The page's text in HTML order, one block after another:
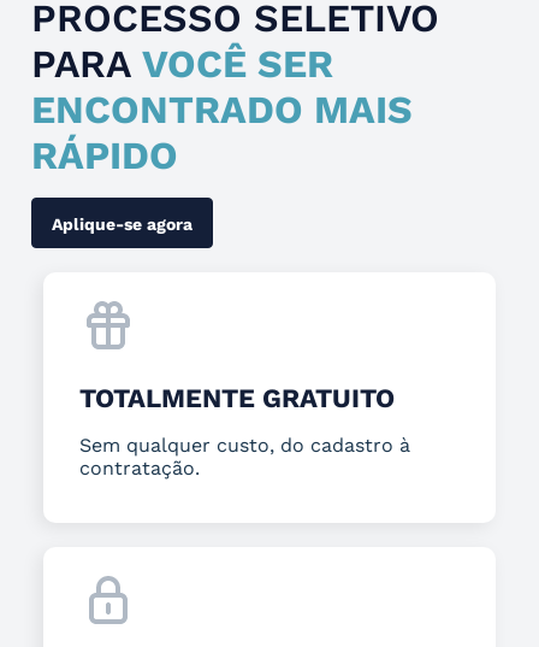
PROCESSO SELETIVO
PARA VOCÊ SER
ENCONTRADO MAIS
RÁPIDO
Aplique-se agora
TOTALMENTE GRATUITO
Sem qualquer custo, do cadastro à
contratação.